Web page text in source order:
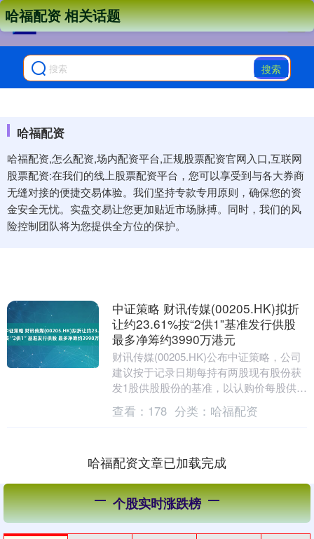
搜索
哈福配资
哈福配资,怎么配资,场内配资平台,正规股票配资官网入口,互联网
股票配资:在我们的线上股票配资平台，您可以享受到与各大券商
无缝对接的便捷交易体验。我们坚持专款专用原则，确保您的资
金安全无忧。实盘交易让您更加贴近市场脉搏。同时，我们的风
险控制团队将为您提供全方位的保护。
哈福配资 相关话题
中证策略 财讯传媒(00205.HK)拟折
让约23.61%按“2供1”基准发行供股
最多净筹约3990万港元
财讯传媒(00205.HK)公布中证策略，公司
建议按于记录日期每持有两股现有股份获
发1股供股股份的基准，以认购价每股供股
股份0.11港元发行368,071,36....
查看： 178 分类： 哈福配资
哈福配资文章已加载完成
个股实时涨跌榜